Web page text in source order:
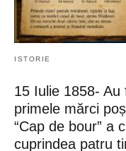
ISTORIE
15 Iulie 1858-
primele mărci
“Cap de bour” a
cuprindea patru